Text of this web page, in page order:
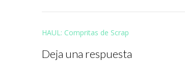
Navegación
entradas
HAUL: Compritas de Scrap
Deja una respuesta